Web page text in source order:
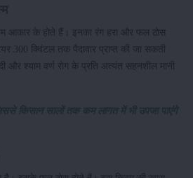
आकार के होते हैं। इनका रंग हरा और फल ठोस
300 क्विंटल तक पैदावार प्राप्त की जा सकती
और श्याम वर्ण रोग के प्रति अत्यंत सहनशील मानी
किसान सालों तक कम लागत में भी उपजा पाएंगे